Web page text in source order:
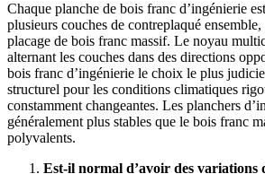
Chaque planche de bois franc d’ingénierie
plusieurs couches de contreplaqué ensemble,
placage de bois franc massif. Le noyau
alternant les couches dans des directions
bois franc d’ingénierie le choix le plus
structurel pour les conditions climatiques
constamment changeantes. Les planchers
généralement plus stables que le bois franc
polyvalents.
Est-il normal d’avoir des variations